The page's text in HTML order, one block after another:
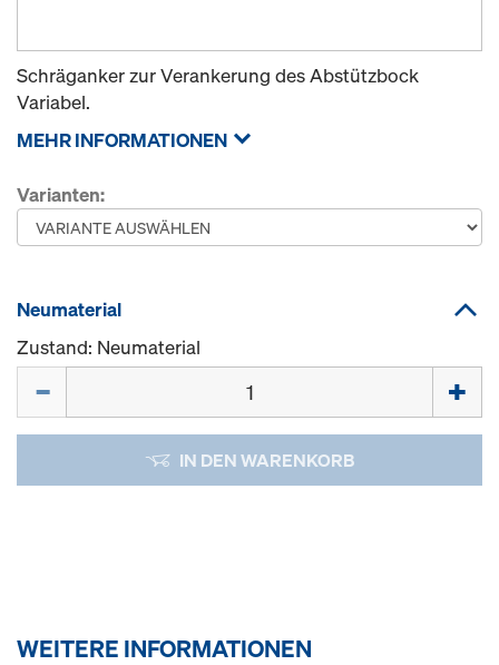
Schräganker zur Verankerung des Abstützbock
Variabel.
MEHR INFORMATIONEN
Varianten:
Neumaterial
Zustand: Neumaterial
IN DEN WARENKORB
WEITERE INFORMATIONEN